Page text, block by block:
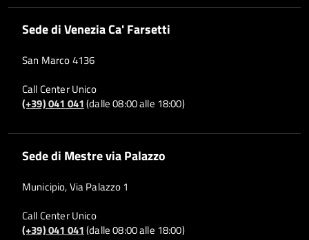
Sede di Venezia Ca' Farsetti
San Marco 4136
Call Center Unico
(+39) 041 041(dalle 08:00 alle 18:00)
Sede di Mestre via Palazzo
Municipio, Via Palazzo 1
Call Center Unico
(+39) 041 041(dalle 08:00 alle 18:00)